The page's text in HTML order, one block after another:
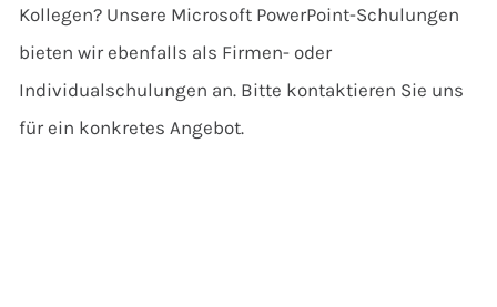
Kollegen? Unsere Microsoft PowerPoint-Schulungen
bieten wir ebenfalls als Firmen- oder
Individualschulungen an. Bitte kontaktieren Sie uns
für ein konkretes Angebot.